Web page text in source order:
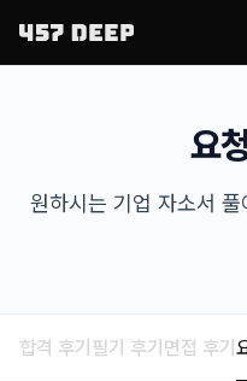
요
원하시는 기업 자소서
합격 후기 필기 후기 면접 후기